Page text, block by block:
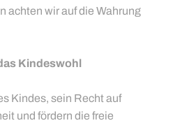
achten wir auf die Wahrung
Kindeswohl
Kindes, sein Recht auf
und fördern die freie